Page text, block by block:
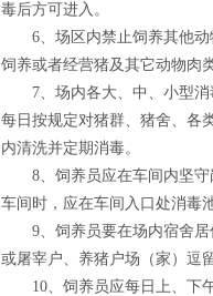
毒后方可进入。
6、场区内禁止饲养其他动
饲养或者经营猪及其它动物肉
7、场内各大、中、小型消
每日按规定对猪群、猪舍、各
内清洗并定期消毒。
8、饲养员应在车间内坚守
车间时，应在车间入口处消毒
9、饲养员要在场内宿舍居
或屠宰户、养猪户场（家）逗留
10、饲养员应每日上、下午